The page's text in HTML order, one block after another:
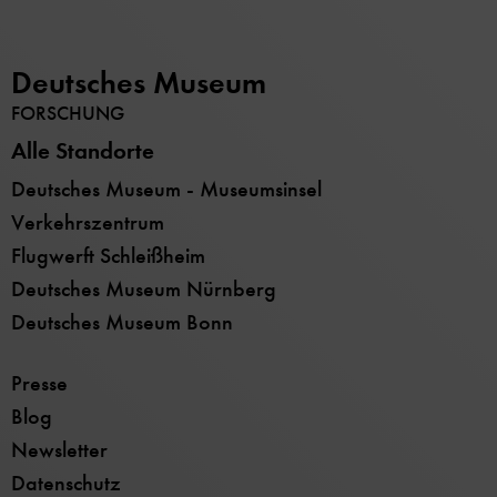
Deutsches Museum
FORSCHUNG
Alle Standorte
Deutsches Museum - Museumsinsel
Verkehrszentrum
Flugwerft Schleißheim
Deutsches Museum Nürnberg
Deutsches Museum Bonn
Presse
Blog
Newsletter
Datenschutz